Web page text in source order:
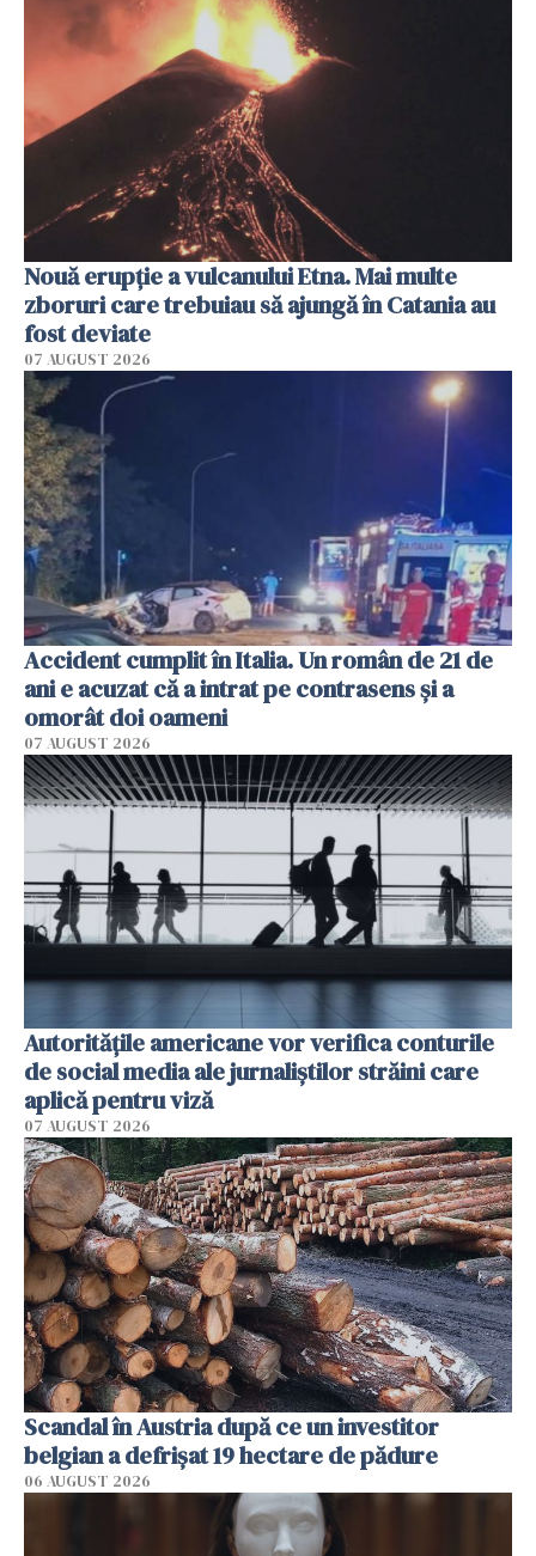
Nouă erupție a vulcanului Etna. Mai multe
zboruri care trebuiau să ajungă în Catania au
fost deviate
07 AUGUST 2026
Accident cumplit în Italia. Un român de 21 de
ani e acuzat că a intrat pe contrasens și a
omorât doi oameni
07 AUGUST 2026
Autorităţile americane vor verifica conturile
de social media ale jurnaliştilor străini care
aplică pentru viză
07 AUGUST 2026
Scandal în Austria după ce un investitor
belgian a defrișat 19 hectare de pădure
06 AUGUST 2026